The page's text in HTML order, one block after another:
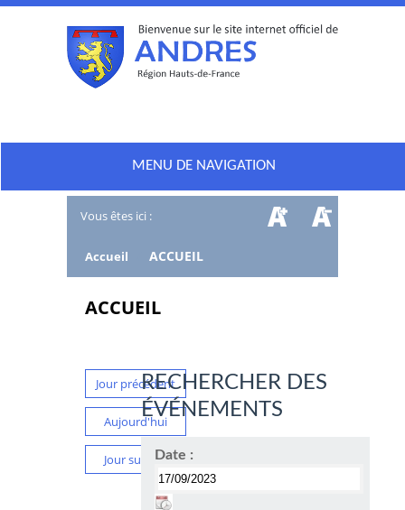
MENU DE NAVIGATION
Vous êtes ici :
Accueil ACCUEIL
ACCUEIL
Jour précédent
Aujourd'hui
Jour suivant
RECHERCHER DES
ÉVÉNEMENTS
Date :